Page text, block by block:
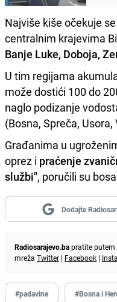
Najviše kiše očekuje
centralnim krajevima
Banje Luke, Doboja,
U tim regijama
može dostići 100 do
naglo podizanje
(Bosna, Spreča, Usora,
Građanima u
oprez i praćenje
službi", poručili su
Dodajte
Radiosarajevo.bapratite putem
mreža Twitter | Facebook |
#padavine #Bosna i